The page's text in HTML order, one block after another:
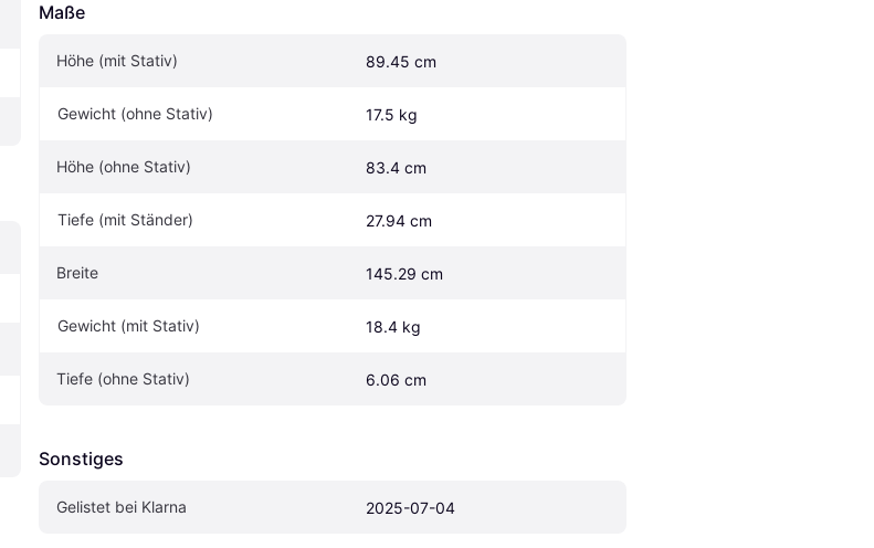
Maße
Höhe (mit Stativ) 89.45 cm
Gewicht (ohne Stativ) 17.5 kg
Höhe (ohne Stativ) 83.4 cm
Tiefe (mit Ständer) 27.94 cm
Breite 145.29 cm
Gewicht (mit Stativ) 18.4 kg
Tiefe (ohne Stativ) 6.06 cm
Sonstiges
Gelistet bei Klarna 2025-07-04